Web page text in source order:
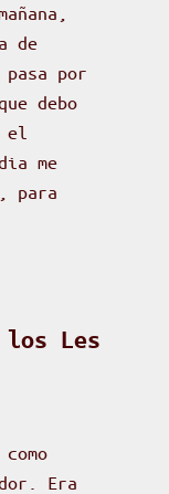
de
por
debo
el
me
para
los Les
Era